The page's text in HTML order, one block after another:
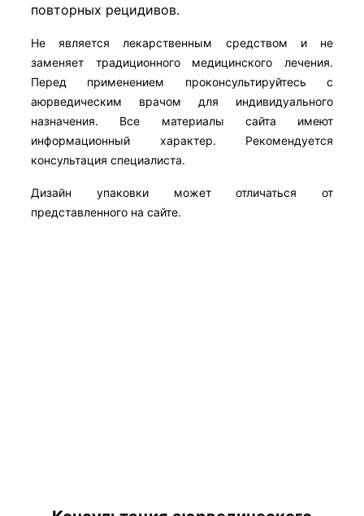
повторных рецидивов.
Не является лекарственным средством и не
заменяет традиционного медицинского лечения.
Перед применением проконсультируйтесь с
аюрведическим врачом для индивидуального
назначения. Все материалы сайта имеют
информационный характер. Рекомендуется
консультация специалиста.
Дизайн упаковки может отличаться от
представленного на сайте.